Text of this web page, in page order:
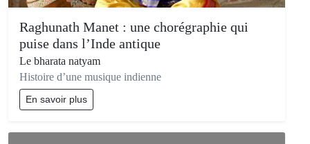
Raghunath Manet : une chorégraphie qui
puise dans l’Inde antique
Le bharata natyam
Histoire d’une musique indienne
En savoir plus